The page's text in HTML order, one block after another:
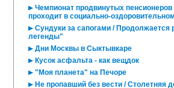
Чемпионат продвинутых
проходит в социально-
Сундуки за сапогами / Продолжается
легенды"
Дни Москвы в Сыктывкаре
Кусок асфальта - как вещдок
"Моя планета" на Печоре
Не пропавший без вести / Столетняя